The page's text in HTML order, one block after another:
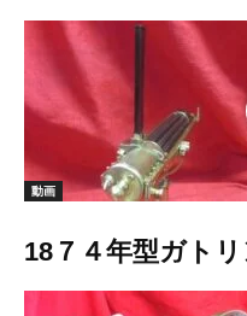
動画
18７４年型ガト